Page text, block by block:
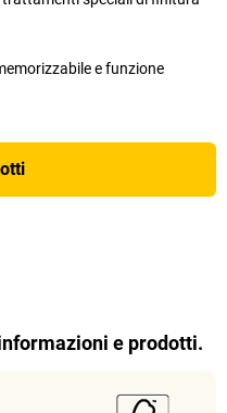
e funzione
e prodotti.